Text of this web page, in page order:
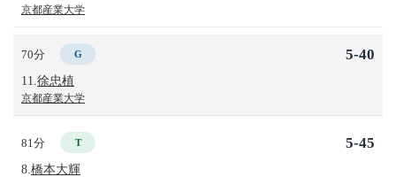
京都産業大学
70分 G
11. 徐忠植
京都産業大学
5-40
81分 T
8. 橋本大輝
5-45